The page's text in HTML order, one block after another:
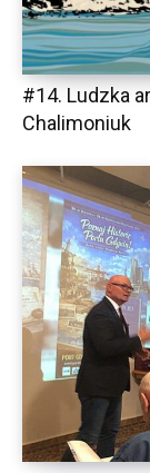
#14. Ludzka
Chalimoniuk